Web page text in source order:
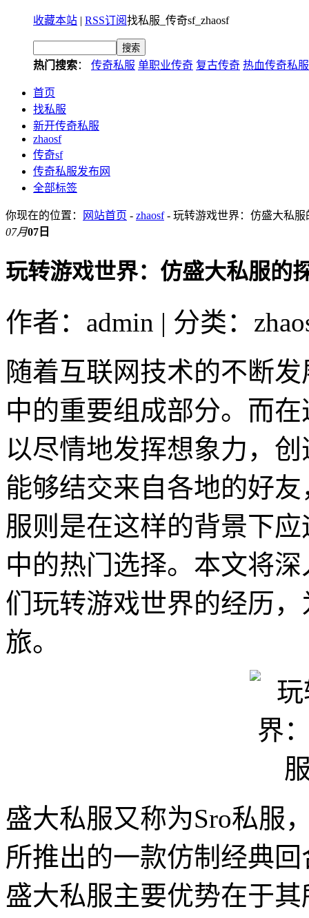
收藏本站 | RSS订阅找私服_传奇sf_zhaosf
热门搜索： 传奇私服 单职业传奇 复古传奇 热血传奇私服
首页
找私服
新开传奇私服
zhaosf
传奇sf
传奇私服发布网
全部标签
你现在的位置： 网站首页 - zhaosf- 玩转游戏世界：仿盛大私服
07月07日
玩转游戏世界：仿盛大私服的
作者：admin | 分类：
随着互联网技术的不断
中的重要组成部分。而
以尽情地发挥想象力，
能够结交来自各地的好
服则是在这样的背景下
中的热门选择。本文将
们玩转游戏世界的经历
旅。
盛大私服又称为Sro私服
所推出的一款仿制经典
盛大私服主要优势在于